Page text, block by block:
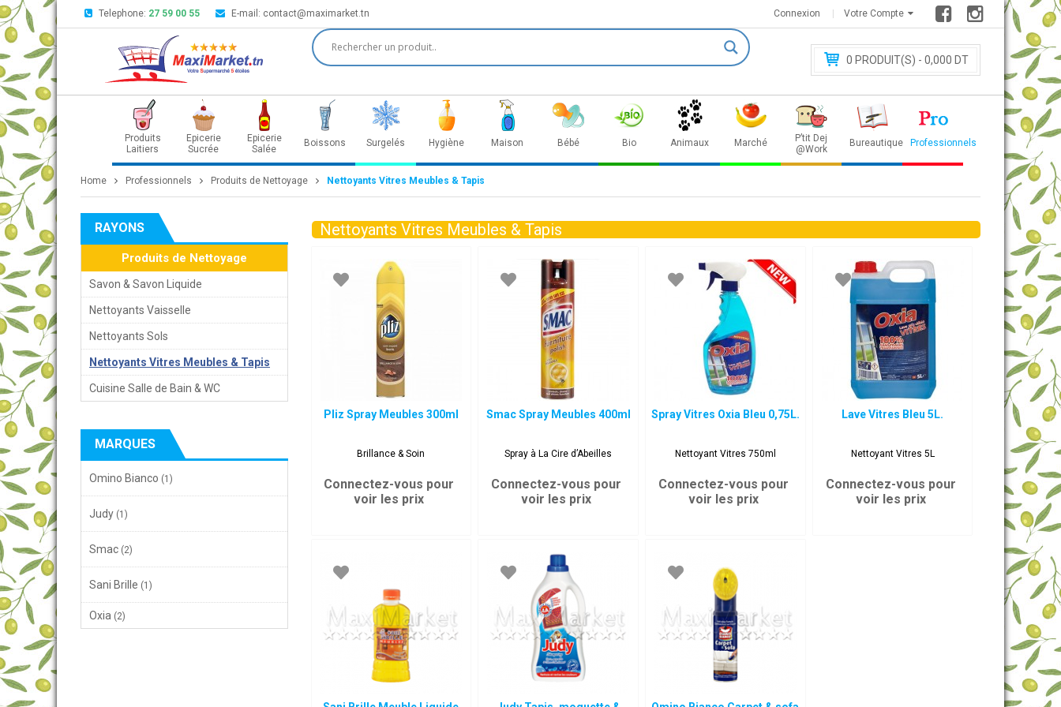
Telephone: 27 59 00 55 E-mail: contact@maximarket.tn Votre Compte
Connexion
0 PRODUIT(S) - 0,000 DT
Produits
Laitiers
Epicerie
Sucrée
Epicerie
Salée
Boissons Surgelés Hygiène Maison Bébé Bio Animaux Marché
P’tit Dej
@Work
Bureautique Professionnels
Home Professionnels Produits de Nettoyage Nettoyants Vitres Meubles & Tapis
RAYONS
Produits de Nettoyage
Savon & Savon Liquide
Nettoyants Vaisselle
Nettoyants Sols
Nettoyants Vitres Meubles & Tapis
Cuisine Salle de Bain & WC
MARQUES
Omino Bianco (1)
Judy (1)
Smac (2)
Sani Brille (1)
Oxia (2)
Nettoyants Vitres Meubles & Tapis
Pliz Spray Meubles 300ml
Brillance & Soin
Connectez-vous pour
voir les prix
Smac Spray Meubles 400ml
Spray à La Cire d’Abeilles
Connectez-vous pour
voir les prix
Spray Vitres Oxia Bleu 0,75L.
Nettoyant Vitres 750ml
Connectez-vous pour
voir les prix
Lave Vitres Bleu 5L.
Nettoyant Vitres 5L
Connectez-vous pour
voir les prix